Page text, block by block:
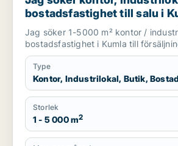
bostadsfastighet till salu i
Jag söker 1-5000 m² kontor /
bostadsfastighet i Kumla till
Type
Kontor, Industrilokal, Butik,
Storlek
1 - 5 000 m2